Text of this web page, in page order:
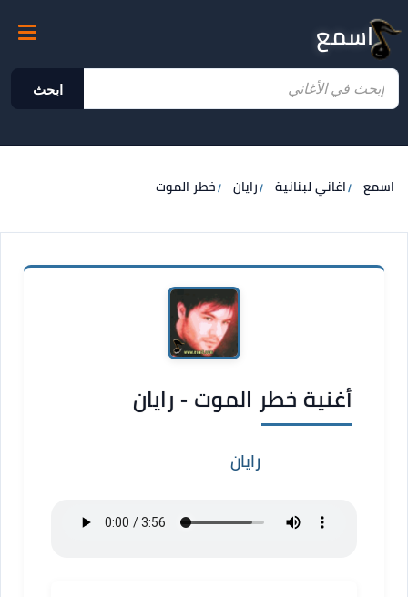
اسمع
ابحث
اسمع اغاني لبنانية رايان خطر الموت
أغنية خطر الموت - رايان
رايان